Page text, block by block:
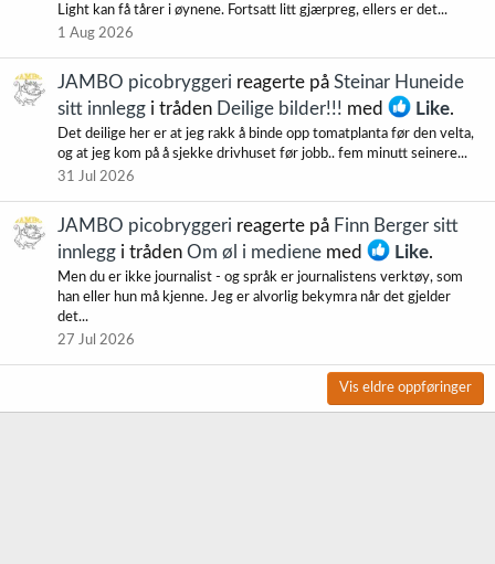
Light kan få tårer i øynene. Fortsatt litt gjærpreg, ellers er det...
1 Aug 2026
JAMBO picobryggeri reagerte på Steinar Huneide
sitt innlegg i tråden Deilige bilder!!! med Like.
Det deilige her er at jeg rakk å binde opp tomatplanta før den velta,
og at jeg kom på å sjekke drivhuset før jobb.. fem minutt seinere...
31 Jul 2026
JAMBO picobryggeri reagerte på Finn Berger sitt
innlegg i tråden Om øl i mediene med Like.
Men du er ikke journalist - og språk er journalistens verktøy, som
han eller hun må kjenne. Jeg er alvorlig bekymra når det gjelder
det...
27 Jul 2026
Vis eldre oppføringer